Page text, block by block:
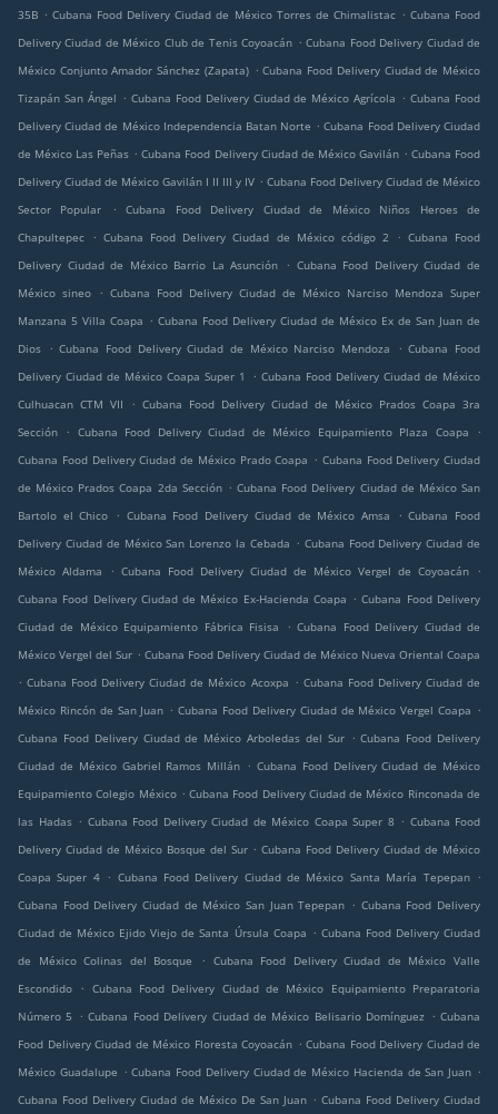
35B . Cubana Food Delivery Ciudad de México Torres de Chimalistac . Cubana Food
Delivery Ciudad de México Club de Tenis Coyoacán . Cubana Food Delivery Ciudad de
México Conjunto Amador Sánchez (Zapata) . Cubana Food Delivery Ciudad de México
Tizapán San Ángel . Cubana Food Delivery Ciudad de México Agrícola . Cubana Food
Delivery Ciudad de México Independencia Batan Norte . Cubana Food Delivery Ciudad
de México Las Peñas . Cubana Food Delivery Ciudad de México Gavilán . Cubana Food
Delivery Ciudad de México Gavilán I II III y IV . Cubana Food Delivery Ciudad de México
Sector Popular
.
Cubana Food Delivery Ciudad de México Niños Heroes de
Chapultepec
. Cubana Food Delivery Ciudad de México código 2 . Cubana Food
Delivery Ciudad de México Barrio La Asunción
. Cubana Food Delivery Ciudad de
México sineo
. Cubana Food Delivery Ciudad de México Narciso Mendoza Super
Manzana 5 Villa Coapa . Cubana Food Delivery Ciudad de México Ex de San Juan de
Dios
. Cubana Food Delivery Ciudad de México Narciso Mendoza . Cubana Food
Delivery Ciudad de México Coapa Super 1
. Cubana Food Delivery Ciudad de México
Culhuacan CTM VII
. Cubana Food Delivery Ciudad de México Prados Coapa 3ra
Sección
. Cubana Food Delivery Ciudad de México Equipamiento Plaza Coapa
.
Cubana Food Delivery Ciudad de México Prado Coapa . Cubana Food Delivery Ciudad
de México Prados Coapa 2da Sección . Cubana Food Delivery Ciudad de México San
Bartolo el Chico
. Cubana Food Delivery Ciudad de México Amsa . Cubana Food
Delivery Ciudad de México San Lorenzo la Cebada . Cubana Food Delivery Ciudad de
México Aldama
. Cubana Food Delivery Ciudad de México Vergel de Coyoacán
.
Cubana Food Delivery Ciudad de México Ex-Hacienda Coapa . Cubana Food Delivery
Ciudad de México Equipamiento Fábrica Fisisa
. Cubana Food Delivery Ciudad de
México Vergel del Sur . Cubana Food Delivery Ciudad de México Nueva Oriental Coapa
. Cubana Food Delivery Ciudad de México Acoxpa . Cubana Food Delivery Ciudad de
México Rincón de San Juan . Cubana Food Delivery Ciudad de México Vergel Coapa .
Cubana Food Delivery Ciudad de México Arboledas del Sur . Cubana Food Delivery
Ciudad de México Gabriel Ramos Millán . Cubana Food Delivery Ciudad de México
Equipamiento Colegio México . Cubana Food Delivery Ciudad de México Rinconada de
las Hadas . Cubana Food Delivery Ciudad de México Coapa Super 8 . Cubana Food
Delivery Ciudad de México Bosque del Sur . Cubana Food Delivery Ciudad de México
Coapa Super 4 . Cubana Food Delivery Ciudad de México Santa María Tepepan .
Cubana Food Delivery Ciudad de México San Juan Tepepan . Cubana Food Delivery
Ciudad de México Ejido Viejo de Santa Úrsula Coapa . Cubana Food Delivery Ciudad
de México Colinas del Bosque
. Cubana Food Delivery Ciudad de México Valle
Escondido
. Cubana Food Delivery Ciudad de México Equipamiento Preparatoria
Número 5
. Cubana Food Delivery Ciudad de México Belisario Domínguez . Cubana
Food Delivery Ciudad de México Floresta Coyoacán . Cubana Food Delivery Ciudad de
México Guadalupe . Cubana Food Delivery Ciudad de México Hacienda de San Juan .
Cubana Food Delivery Ciudad de México De San Juan . Cubana Food Delivery Ciudad